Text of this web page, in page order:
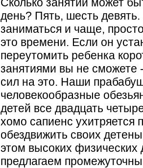
день? Пять, шесть
заниматься и чаще,
это времени. Если он
переутомить ребенка
занятиями вы не сможете
сил на это. Наши
человекообразные
детей все двадцать
хомо сапиенс ухитряется
обездвижить своих
этом высоких
предлагаем